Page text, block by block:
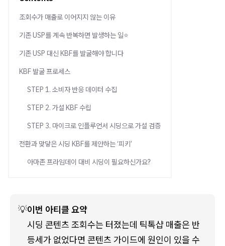
조회수가 매출로 이어지지 않는 이유
기존 USP를 계속 반복하면 발생하는 일⭐
기존 USP 대신 KBF를 발굴해야 합니다
KBF 발굴 프로세스
STEP 1. 소비자 반응 데이터 수집
STEP 2. 가설 KBF 수립
STEP 3. 마이크로 인플루언서 시딩으로 가설 검증
전환과 맞닿은 시딩 KBF를 제안하는 ‘피키’
아마존 프라임데이 대비 시딩이 필요하신가요?
💡이번 아티클 요약
시딩 콘텐츠 조회수는 터졌는데 틱톡샵 매출은 반
등세가 없었다면 콘텐츠 가이드에 원인이 있을 수